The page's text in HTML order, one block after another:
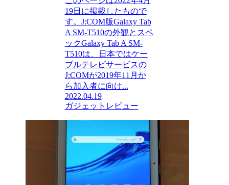
19日に掲載したもので
す。J:COM版Galaxy Tab
A SM-T510の外観とスペ
ックGalaxy Tab A SM-
T510は、日本ではケー
ブルテレビサービスの
J:COMが2019年11月か
ら加入者に向け...
2022.04.19
ガジェットレビュー